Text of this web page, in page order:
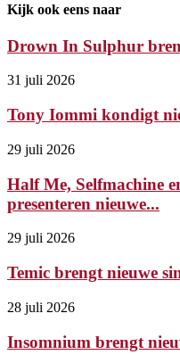
Kijk ook eens naar
Drown In Sulphur
31 juli 2026
Tony Iommi kondigt
29 juli 2026
Half Me, Selfmachine
presenteren nieuwe...
29 juli 2026
Temic brengt nieuwe
28 juli 2026
Insomnium brengt